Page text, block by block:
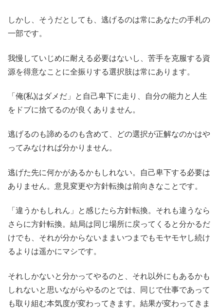
しかし、そうだとしても、逃げるのは常にあなたの手札の
一部です。
我慢していじめに耐える必要はないし、苦手を克服する資
源を得意なことに全振りする選択肢は常にあります。
「俺(私)はダメだ」と自己卑下に走り、自分の能力と人生
をドブに捨てるのが良くありません。
逃げるのも諦めるのも含めて、どの選択が正解なのかはや
ってみなければ分かりません。
逃げた先に何かがあるかもしれない。自己卑下する必要は
ありません。意見変更や方針転換は前向きなことです。
「違うかもしれん」と感じたら方針転換。それも違うなら
さらに方針転換。結局は同じ場所に戻ってくると分かるだ
けでも、それが分からないままいつまでもモヤモヤし続け
るよりは遥かにマシです。
それしかないと分かってやるのと、それ以外にもあるかも
しれないと思いながらやるのとでは、同じで仕事であって
も取り組む本気度が変わってきます。結果が変わってきま